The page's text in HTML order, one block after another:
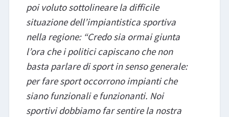
poi voluto sottolineare la difficile
situazione dell’impiantistica sportiva
nella regione: “Credo sia ormai giunta
l’ora che i politici capiscano che non
basta parlare di sport in senso generale:
per fare sport occorrono impianti che
siano funzionali e funzionanti. Noi
sportivi dobbiamo far sentire la nostra